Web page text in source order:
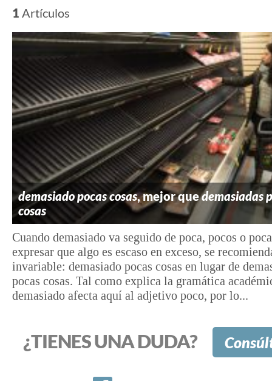
1 Artículos
demasiado pocas cosas, mejor quedemasiadas
cosas
Cuando demasiado va seguido de poca, pocos o
expresar que algo es escaso en exceso, se
invariable: demasiado pocas cosas en lugar de
pocas cosas. Tal como explica la gramática
demasiado afecta aquí al adjetivo poco, por lo...
¿TIENES UNA DUDA?